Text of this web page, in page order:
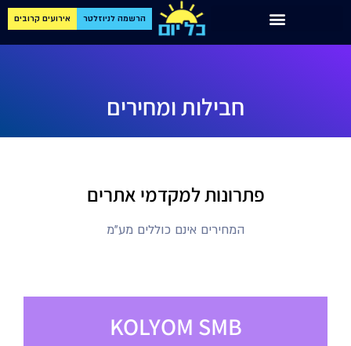
הרשמה לניוזלטר אירועים קרובים
חבילות ומחירים
פתרונות למקדמי אתרים
המחירים אינם כוללים מע"מ
KOLYOM SMB